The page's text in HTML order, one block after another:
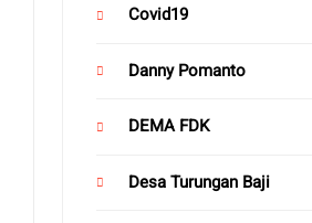
Covid19
Danny Pomanto
DEMA FDK
Desa Turungan Baji